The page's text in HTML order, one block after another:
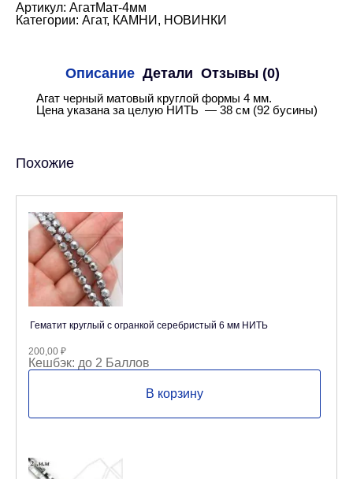
круглый
матовый
Артикул: АгатМат-4мм
Категории: Агат, КАМНИ , НОВИНКИ
Описание Детали Отзывы (0)
Агат черный матовый круглой формы 4 мм.
Цена указана за целую НИТЬ — 38 см (92 бусины)
Похожие
Гематит круглый с огранкой серебристый 6 мм НИТЬ
200,00 ₽
Кешбэк: до 2 Баллов
В корзину